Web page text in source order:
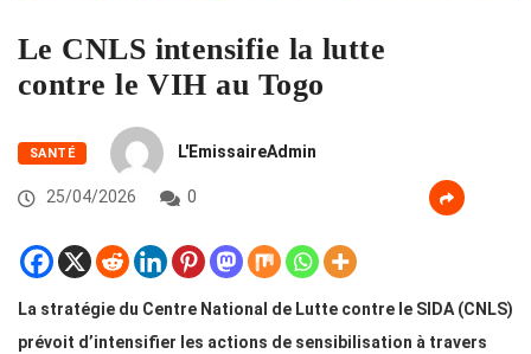
Le CNLS intensifie la lutte
contre le VIH au Togo
SANTÉ L'EmissaireAdmin
25/04/2026 0
La stratégie du Centre National de Lutte contre le SIDA (CNLS)
prévoit d’intensifier les actions de sensibilisation à travers